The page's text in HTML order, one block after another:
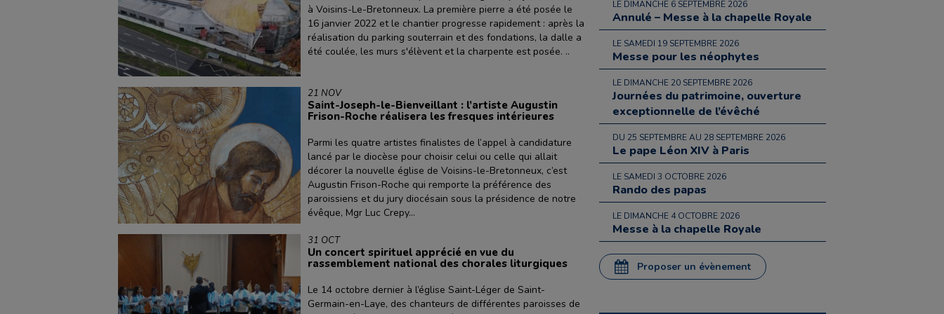
à Voisins-Le-Bretonneux. La première pierre a été posée le
16 janvier 2022 et le chantier progresse rapidement : après la
réalisation du parking souterrain et des fondations, la dalle a
été coulée, les murs s'élèvent et la charpente est posée. ..
21 NOV
Saint-Joseph-le-Bienveillant : l’artiste Augustin
Frison-Roche réalisera les fresques intérieures
Parmi les quatre artistes finalistes de l’appel à candidature
lancé par le diocèse pour choisir celui ou celle qui allait
décorer la nouvelle église de Voisins-le-Bretonneux, c’est
Augustin Frison-Roche qui remporte la préférence des
paroissiens et du jury diocésain sous la présidence de notre
évêque, Mgr Luc Crepy...
31 OCT
Un concert spirituel apprécié en vue du
rassemblement national des chorales liturgiques
Le 14 octobre dernier à l’église Saint-Léger de Saint-
Germain-en-Laye, des chanteurs de différentes paroisses de
LE DIMANCHE 6 SEPTEMBRE 2026
Annulé – Messe à la chapelle Royale
LE SAMEDI 19 SEPTEMBRE 2026
Messe pour les néophytes
LE DIMANCHE 20 SEPTEMBRE 2026
Journées du patrimoine, ouverture
exceptionnelle de l’évêché
DU 25 SEPTEMBRE AU 28 SEPTEMBRE 2026
Le pape Léon XIV à Paris
LE SAMEDI 3 OCTOBRE 2026
Rando des papas
LE DIMANCHE 4 OCTOBRE 2026
Messe à la chapelle Royale
Proposer un évènement